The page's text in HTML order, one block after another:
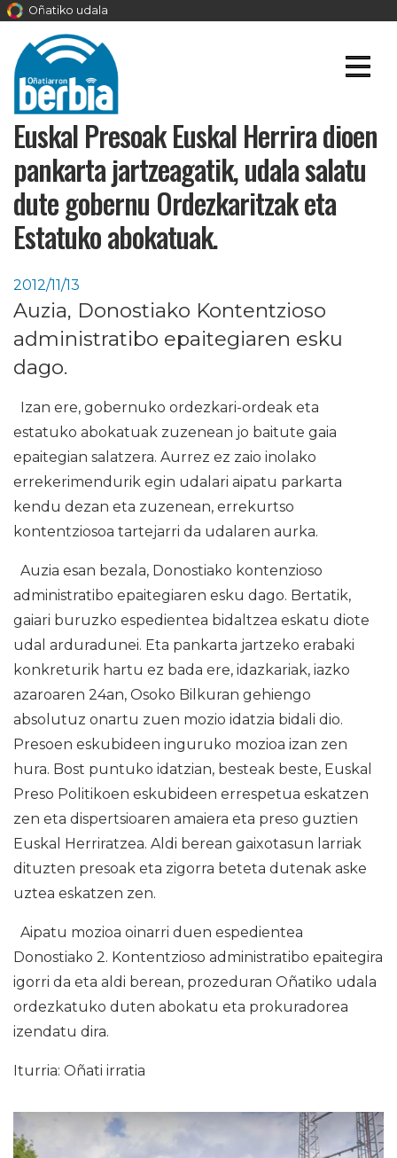
Oñatiko udala
Euskal Presoak Euskal Herrira dioen
pankarta jartzeagatik, udala salatu
dute gobernu Ordezkaritzak eta
Estatuko abokatuak.
2012/11/13
Auzia, Donostiako Kontentzioso
administratibo epaitegiaren esku
dago.
Izan ere, gobernuko ordezkari-ordeak eta
estatuko abokatuak zuzenean jo baitute gaia
epaitegian salatzera. Aurrez ez zaio inolako
errekerimendurik egin udalari aipatu parkarta
kendu dezan eta zuzenean, errekurtso
kontentziosoa tartejarri da udalaren aurka.
Auzia esan bezala, Donostiako kontenzioso
administratibo epaitegiaren esku dago. Bertatik,
gaiari buruzko espedientea bidaltzea eskatu diote
udal arduradunei. Eta pankarta jartzeko erabaki
konkreturik hartu ez bada ere, idazkariak, iazko
azaroaren 24an, Osoko Bilkuran gehiengo
absolutuz onartu zuen mozio idatzia bidali dio.
Presoen eskubideen inguruko mozioa izan zen
hura. Bost puntuko idatzian, besteak beste, Euskal
Preso Politikoen eskubideen errespetua eskatzen
zen eta dispertsioaren amaiera eta preso guztien
Euskal Herriratzea. Aldi berean gaixotasun larriak
dituzten presoak eta zigorra beteta dutenak aske
uztea eskatzen zen.
Aipatu mozioa oinarri duen espedientea
Donostiako 2. Kontentzioso administratibo epaitegira
igorri da eta aldi berean, prozeduran Oñatiko udala
ordezkatuko duten abokatu eta prokuradorea
izendatu dira.
Iturria: Oñati irratia